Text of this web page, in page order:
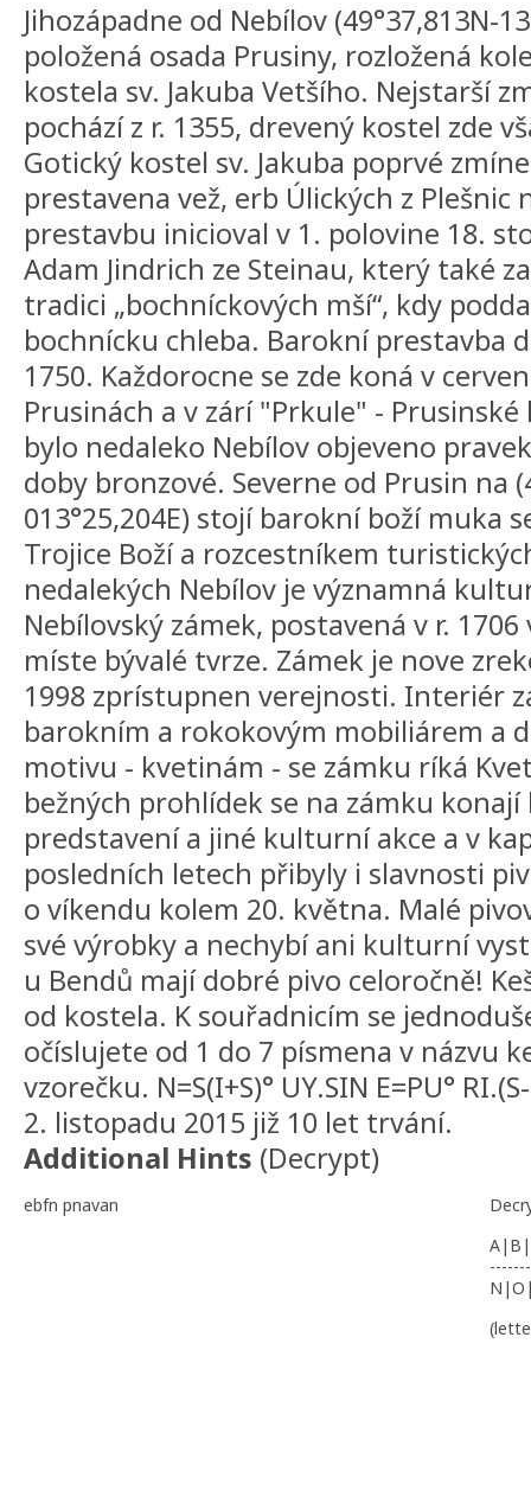
Jihozápadne od Nebílov (49°37,813N-
položená osada Prusiny, rozložená
kostela sv. Jakuba Vetšího. Nejstarší
pochází z r. 1355, drevený kostel zde
Gotický kostel sv. Jakuba poprvé
prestavena vež, erb Úlických z Plešnic
prestavbu inicioval v 1. polovine 18.
Adam Jindrich ze Steinau, který také
tradici „bochníckových mší“, kdy
bochnícku chleba. Barokní prestavba
1750. Každorocne se zde koná v
Prusinách a v zárí "Prkule" -
bylo nedaleko Nebílov objeveno
doby bronzové. Severne od Prusin na
013°25,204E) stojí barokní boží muka
Trojice Boží a rozcestníkem
nedalekých Nebílov je významná
Nebílovský zámek, postavená v r.
míste bývalé tvrze. Zámek je nove
1998 zprístupnen verejnosti. Interiér
barokním a rokokovým mobiliárem a
motivu - kvetinám - se zámku ríká
bežných prohlídek se na zámku
predstavení a jiné kulturní akce a v
posledních letech přibyly i slavnosti
o víkendu kolem 20. května. Malé
své výrobky a nechybí ani kulturní
u Bendů mají dobré pivo celoročně!
od kostela. K souřadnicím se
očíslujete od 1 do 7 písmena v názvu
vzorečku. N=S(I+S)° UY.SIN E=PU°
2. listopadu 2015 již 10 let trvání.
Additional Hints (Decrypt)
ebfn pnavan